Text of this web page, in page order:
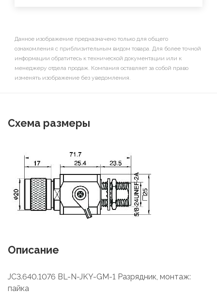
Данное изображение предназначено только для общего
ознакомления с приблизительным видом товара. Для более точной
информации обратитесь к технической документации или к
менеджеру отдела продаж. Компания оставляет за собой право
изменять изображение без уведомления.
Схема размеры
Описание
JC3.640.1076 BL-N-JKY-GM-1 Разрядник, монтаж:
пайка